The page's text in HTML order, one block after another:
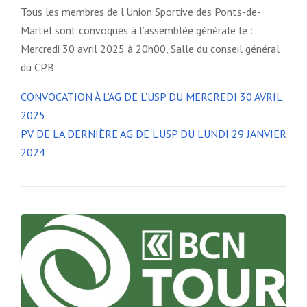
Tous les membres de l’Union Sportive des Ponts-de-
Martel sont convoqués à l’assemblée générale le :
Mercredi 30 avril 2025 à 20h00, Salle du conseil général
du CPB
CONVOCATION À L’AG DE L’USP DU MERCREDI 30 AVRIL
2025
PV DE LA DERNIÈRE AG DE L’USP DU LUNDI 29 JANVIER
2024